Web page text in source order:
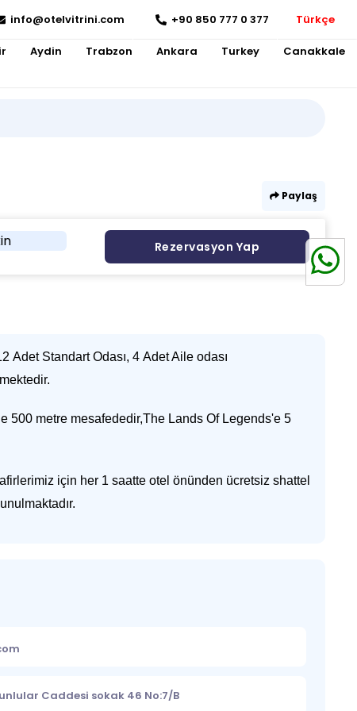
info@otelvitrini.com +90 850 777 0 377 Türkçe
Aydin Trabzon Ankara Turkey Canakkale
Paylaş
Rezervasyon Yap
Adet Standart Odası, 4 Adet Aile odası
500 metre mesafededir,The Lands Of Legends'e 5
için her 1 saatte otel önünden ücretsiz shattel
Caddesi sokak 46 No:7/B